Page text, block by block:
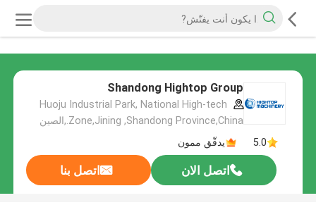
Shandong Hightop Group
Huoju Industrial Park, National High-tech
Zone,Jining ,Shandong Province,China.,الصين
5.0
يدقّق ممون
اتصل الان اتصل بنا